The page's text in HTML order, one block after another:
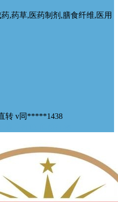
,药草,医药制剂,膳食纤维,医用
转 v同*****1438